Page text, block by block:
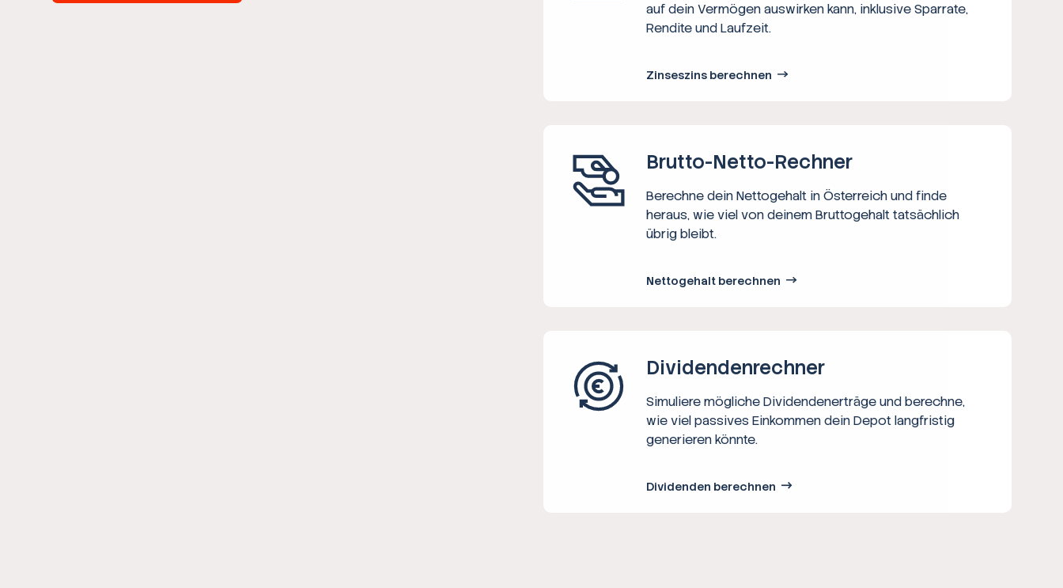
auf dein Vermögen auswirken kann, inklusive Sparrate,
Rendite und Laufzeit.
Zinseszins berechnen
Brutto-Netto-­Rechner
Berechne dein Nettogehalt in Österreich und finde
heraus, wie viel von deinem Bruttogehalt tatsächlich
übrig bleibt.
Nettogehalt berechnen
Dividenden­rechner
Simuliere mögliche Dividendenerträge und berechne,
wie viel passives Einkommen dein Depot langfristig
generieren könnte.
Dividenden berechnen